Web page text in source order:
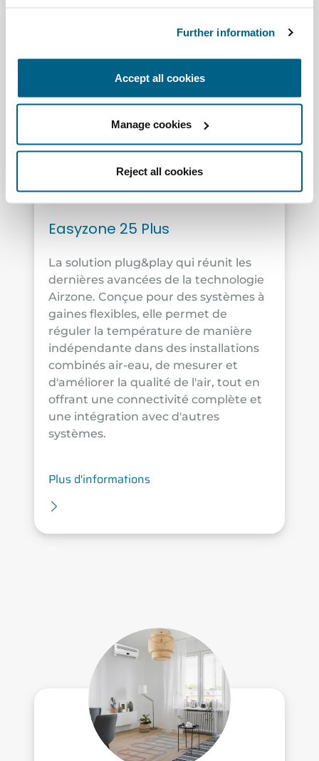
Further information
Accept all cookies
Manage cookies
Reject all cookies
Qualité de l'air, régulation
pièce par pièce et
connectivité
Easyzone 25 Plus
La solution plug&play qui réunit les
dernières avancées de la technologie
Airzone. Conçue pour des systèmes à
gaines flexibles, elle permet de
réguler la température de manière
indépendante dans des installations
combinés air-eau, de mesurer et
d'améliorer la qualité de l'air, tout en
offrant une connectivité complète et
une intégration avec d'autres
systèmes.
Plus d'informations